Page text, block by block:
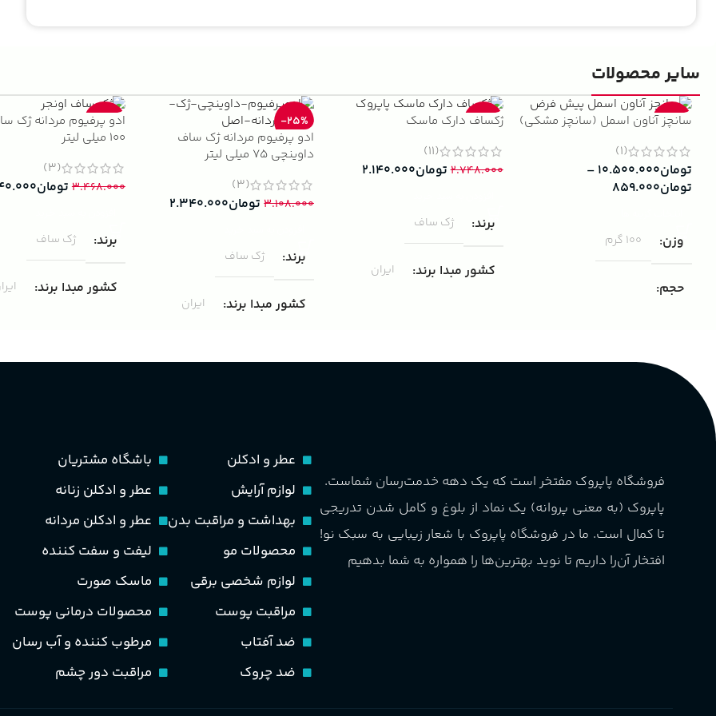
سایر محصولات
-13%
سانچز آناون اسمل (سانچز مشکی)
(1)
تومان۱۰.۵۰۰.۰۰۰ –
تومان۸۵۹.۰۰۰
وزن 100 گرم
حجم
طبع تلخ,گرم
غلظت اکسترکت دو پرفیوم
-22%
ژکساف دارک ماسک
(11)
۲.۷۴۸.۰۰۰ تومان۲.۱۴۰.۰۰۰
برند ژک ساف
کشور مبدا برند ایران
گروه بویایی
نت‌های چوبی
-25%
ادو پرفیوم مردانه ژک ساف
داوینچی 75 میلی لیتر
(3)
۳.۱۰۸.۰۰۰ تومان۲.۳۴۰.۰۰۰
برند ژک ساف
کشور مبدا برند ایران
مناسب برای
گروه بویایی
PA_بخش-بو
-33%
ادو پرفیوم مردانه ژک
100 میلی لیتر
(3)
۳.۴۶۸.۰۰۰ تومان
برند ژک ساف
کشور مبدا برند
PA_بخش-بو
کوهی، پاتچولی، عنبر،
فروشگاه پاپروک مفتخر است که یک دهه خدمت‌رسان شماست.
پاپروک (به معنی پروانه) یک نماد از بلوغ و کامل شدن تدریجی
تا کمال است. ما در فروشگاه پاپروک با شعار زیبایی به سبک نو!
افتخار آن‌را داریم تا نوید بهترین‌ها را همواره به شما بدهیم
عطر و ادکلن
لوازم آرایش
بهداشت و مراقبت بدن
محصولات مو
لوازم شخصی برقی
مراقبت پوست
ضد آفتاب
ضد چروک
باشگاه مشتریان
عطر و ادکلن زنانه
عطر و ادکلن مردانه
لیفت و سفت کننده
ماسک صورت
محصولات درمانی پوست
مرطوب کننده و آب رسان
مراقبت دور چشم